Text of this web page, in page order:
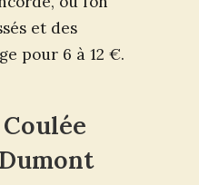
et des
pour 6 à 12 €.